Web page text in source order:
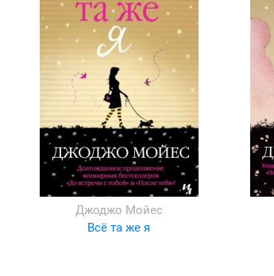
Джоджо Мойес
Всё та же я